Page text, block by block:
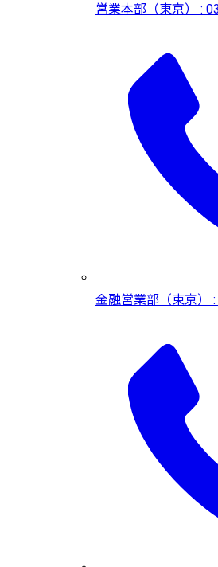
営業本部（東京） :
金融営業部（東京）